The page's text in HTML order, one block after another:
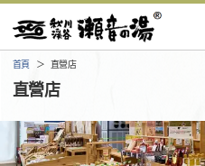
首頁 直營店
直營店